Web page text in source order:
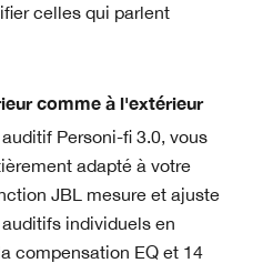
celles qui parlent
comme à l'extérieur
Personi-fi 3.0, vous
adapté à votre
JBL mesure et ajuste
individuels en
compensation EQ et 14